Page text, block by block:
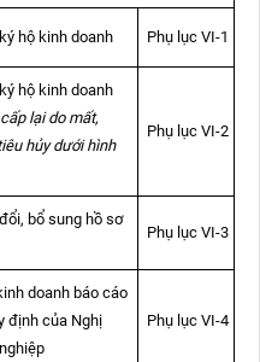
hộ kinh doanh Phụ lục VI-1
hộ kinh doanh
lại do mất,
hủy dưới hình
Phụ lục VI-2
bổ sung hồ sơ
Phụ lục VI-3
doanh báo cáo
định của Nghị
Phụ lục VI-4